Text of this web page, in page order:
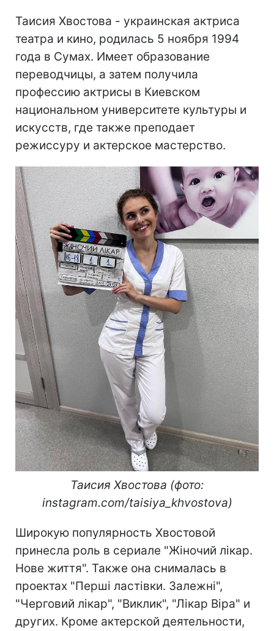
Таисия Хвостова - украинская актриса
театра и кино, родилась 5 ноября 1994
года в Сумах. Имеет образование
переводчицы, а затем получила
профессию актрисы в Киевском
национальном университете культуры и
искусств, где также преподает
режиссуру и актерское мастерство.
Таисия Хвостова (фото:
instagram.com/taisiya_khvostova)
Широкую популярность Хвостовой
принесла роль в сериале "Жіночий лікар.
Нове життя". Также она снималась в
проектах "Перші ластівки. Залежні",
"Черговий лікар", "Виклик", "Лікар Віра" и
других. Кроме актерской деятельности,